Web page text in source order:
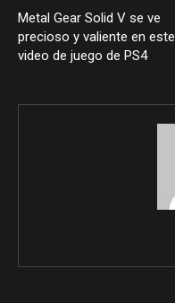
Metal Gear Solid V se ve
precioso y valiente en este
video de juego de PS4